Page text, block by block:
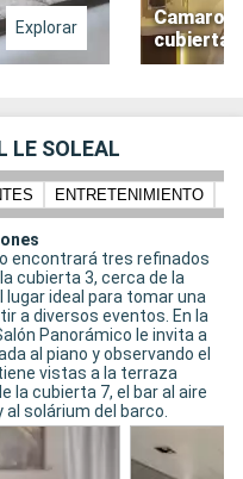
Explorar
cubierta
LE SOLEAL
ENTRETENIMIENTO
encontrará tres refinados
cubierta 3, cerca de la
lugar ideal para tomar una
a diversos eventos. En la
Panorámico le invita a
al piano y observando el
vistas a la terraza
la cubierta 7, el bar al aire
al solárium del barco.